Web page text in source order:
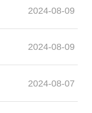
2024-08-09
2024-08-09
2024-08-07